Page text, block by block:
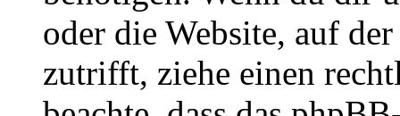
oder die Website, auf
zutrifft, ziehe einen